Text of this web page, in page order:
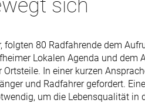
sich
folgten 80 Radfahrende dem
Lokalen Agenda und dem
In einer kurzen
und Radfahrer gefordert.
um die Lebensqualität